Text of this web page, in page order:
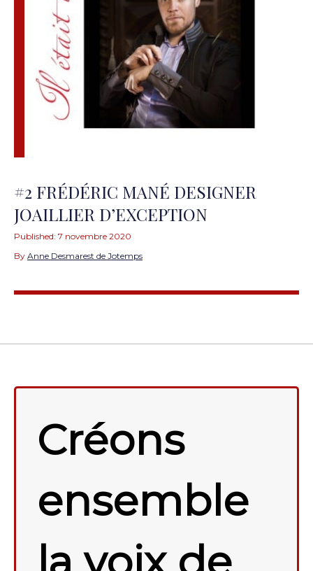
#2 FRÉDÉRIC MANÉ DESIGNER
JOAILLIER D’EXCEPTION
Published: 7 novembre 2020
By Anne Desmarest de Jotemps
Créons
ensemble